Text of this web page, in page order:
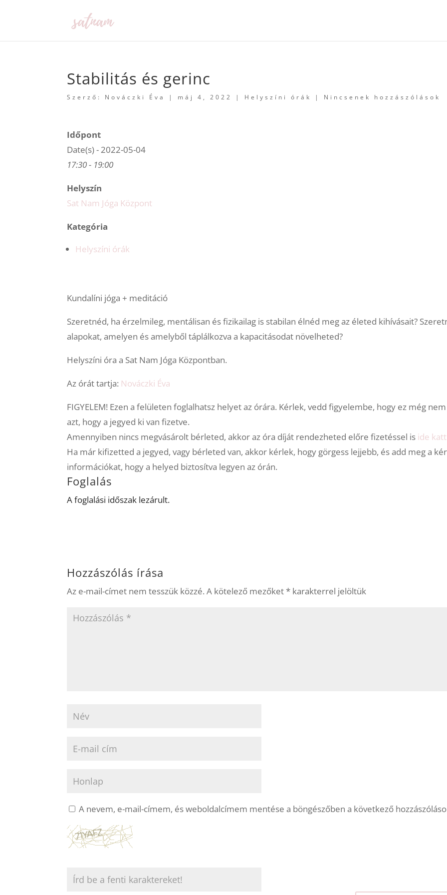
Stabilitás és gerinc
Szerző: Nováczki Éva | máj 4, 2022 | Helyszíni órák | Nincsenek hozzászólások
Időpont
Date(s) - 2022-05-04
17:30 - 19:00
Helyszín
Sat Nam Jóga Központ
Kategória
Helyszíni órák
Kundalíni jóga + meditáció
Szeretnéd, ha érzelmileg, mentálisan és fizikailag is stabilan élnéd meg az életed kihívásait?
alapokat, amelyen és amelyből táplálkozva a kapacitásodat növelheted?
Helyszíni óra a Sat Nam Jóga Központban.
Az órát tartja: Nováczki Éva
FIGYELEM! Ezen a felületen foglalhatsz helyet az órára. Kérlek, vedd figyelembe, hogy ez még
azt, hogy a jegyed ki van fizetve.
Amennyiben nincs megvásárolt bérleted, akkor az óra díját rendezheted előre fizetéssel is ide
Ha már kifizetted a jegyed, vagy bérleted van, akkor kérlek, hogy görgess lejjebb, és add meg a
információkat, hogy a helyed biztosítva legyen az órán.
Foglalás
A foglalási időszak lezárult.
Hozzászólás írása
Az e-mail-címet nem tesszük közzé. A kötelező mezőket* karakterrel jelöltük
A nevem, e-mail-címem, és weboldalcímem mentése a böngészőben a következő